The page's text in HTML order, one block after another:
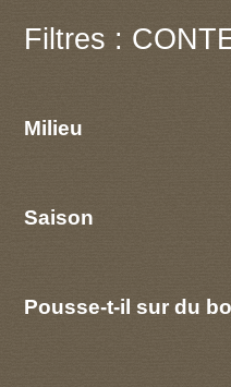
Filtres :
Milieu
Saison
Pousse-t-il sur du